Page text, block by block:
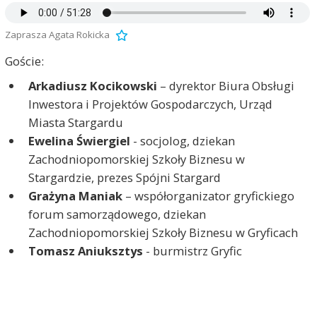
Zaprasza Agata Rokicka
Goście:
Arkadiusz Kocikowski – dyrektor Biura Obsługi
Inwestora i Projektów Gospodarczych, Urząd
Miasta Stargardu
Ewelina Świergiel - socjolog, dziekan
Zachodniopomorskiej Szkoły Biznesu w
Stargardzie, prezes Spójni Stargard
Grażyna Maniak– współorganizator gryfickiego
forum samorządowego, dziekan
Zachodniopomorskiej Szkoły Biznesu w Gryficach
Tomasz Aniuksztys - burmistrz Gryfic